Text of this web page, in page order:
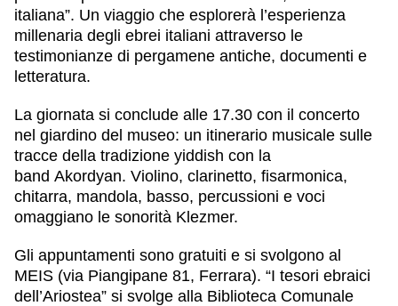
italiana”. Un viaggio che esplorerà l’esperienza
millenaria degli ebrei italiani attraverso le
testimonianze di pergamene antiche, documenti e
letteratura.
La giornata si conclude alle 17.30 con il concerto
nel giardino del museo: un itinerario musicale sulle
tracce della tradizione yiddish con la
band Akordyan. Violino, clarinetto, fisarmonica,
chitarra, mandola, basso, percussioni e voci
omaggiano le sonorità Klezmer.
Gli appuntamenti sono gratuiti e si svolgono al
MEIS (via Piangipane 81, Ferrara). “I tesori ebraici
dell’Ariostea” si svolge alla Biblioteca Comunale